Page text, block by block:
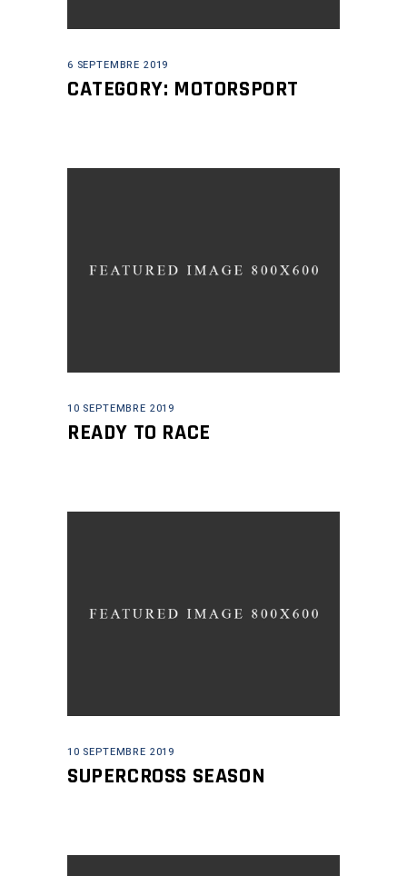
6 SEPTEMBRE 2019
CATEGORY: MOTORSPORT
10 SEPTEMBRE 2019
READY TO RACE
10 SEPTEMBRE 2019
SUPERCROSS SEASON